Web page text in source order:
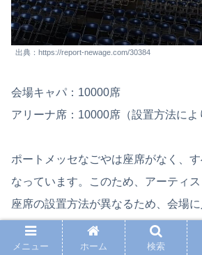
出典：https://report-newage.com/30384
会場キャパ：10000席
アリーナ席：10000席（設置方法によ
ポートメッセなごやは座席がなく、
なっています。このため、アーティ
座席の設置方法が異なるため、会場
ージの位置がわかりません。設置方
りますが、最大で約10000席まで設
メニュー ホーム 検索